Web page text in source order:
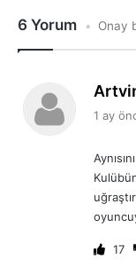
6 Yorum Onay
1 ay
17